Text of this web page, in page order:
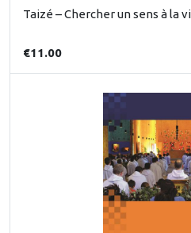
Taizé – Chercher un sens à la
€11.00